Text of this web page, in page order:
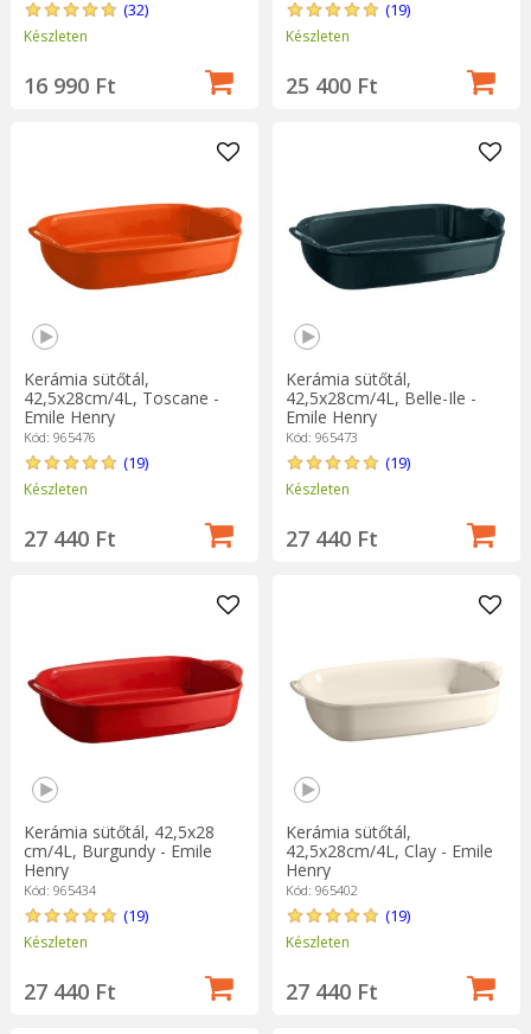
(32)
Készleten
16 990 Ft
(19)
Készleten
25 400 Ft
Kerámia sütőtál,
42,5x28cm/4L, Toscane -
Emile Henry
Kód: 965476
(19)
Készleten
27 440 Ft
Kerámia sütőtál,
42,5x28cm/4L, Belle-Ile -
Emile Henry
Kód: 965473
(19)
Készleten
27 440 Ft
Kerámia sütőtál, 42,5x28
cm/4L, Burgundy - Emile
Henry
Kód: 965434
(19)
Készleten
27 440 Ft
Kerámia sütőtál,
42,5x28cm/4L, Clay - Emile
Henry
Kód: 965402
(19)
Készleten
27 440 Ft